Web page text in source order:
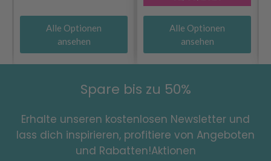
Alle Optionen
ansehen
Alle Optionen
ansehen
Spare bis zu 50%
Erhalte unseren kostenlosen Newsletter und
lass dich inspirieren, profitiere von Angeboten
und Rabatten!Aktionen